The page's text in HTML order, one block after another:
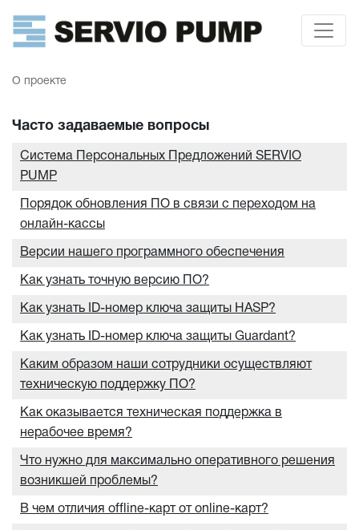
О проекте
Часто задаваемые вопросы
Система Персональных Предложений SERVIO
PUMP
Порядок обновления ПО в связи с переходом на
онлайн-кассы
Версии нашего программного обеспечения
Как узнать точную версию ПО?
Как узнать ID-номер ключа защиты HASP?
Как узнать ID-номер ключа защиты Guardant?
Каким образом наши сотрудники осуществляют
техническую поддержку ПО?
Как оказывается техническая поддержка в
нерабочее время?
Что нужно для максимально оперативного решения
возникшей проблемы?
В чем отличия offline-карт от online-карт?